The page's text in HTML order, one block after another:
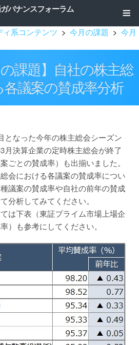
バナンスフォーラム
系コンテンツ > 今月の課題 > 今月
の課題】自社の株主総
議案の賛成率分析
となった今年の株主総会シーズン
月決算企業の定時株主総会が終了
ごとの賛成率）も出揃いました。
会における各議案の賛成率につい
議案の賛成率や自社の前年の賛成
分析してみてください。
は下表（東証プライム市場上場企
）も参考にしてください。